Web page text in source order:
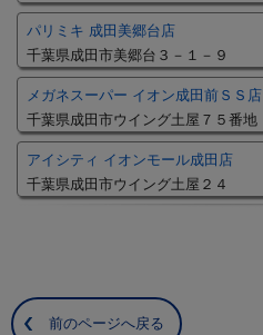
パリミキ 成田美郷台店
千葉県成田市美郷台３－１－９
メガネスーパー イオン成田前ＳＳ店
千葉県成田市ウイング土屋７５番地
アイシティ イオンモール成田店
千葉県成田市ウイング土屋２４
前のページへ戻る